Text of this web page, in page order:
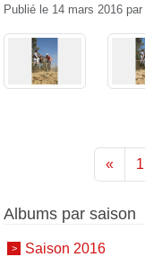
Publié le 14 mars 2016 par
« 1
Albums par saison
Saison 2016